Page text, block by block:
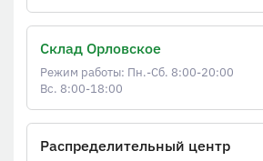
Склад Орловское
Режим работы: Пн.-Сб. 8:00-20:00
Вс. 8:00-18:00
Распределительный центр